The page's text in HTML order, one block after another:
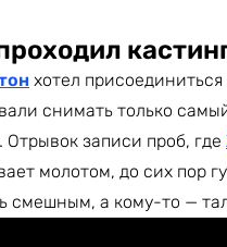
хотел
снимать только
записи проб, где
молотом, до сих пор
смешным, а кому-то —